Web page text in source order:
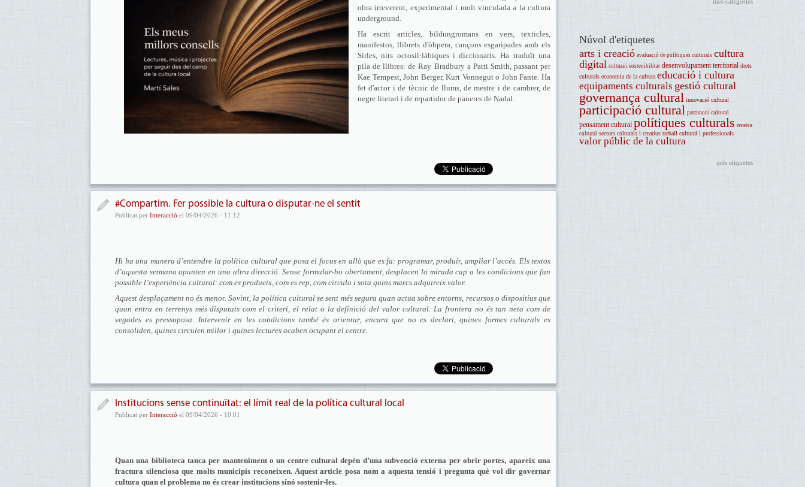
obra irreverent, experimental i molt vinculada a la cultura
underground.
Ha escrit articles, bildungromans en vers, texticles,
manifestos, llibrets d'òhpera, cançons esgaripades amb els
Sirles, nits octosil·làbiques i diccionaris. Ha traduït una
pila de llibres: de Ray Bradbury a Patti Smith, passant per
Kae Tempest, John Berger, Kurt Vonnegut o John Fante. Ha
fet d'actor i de tècnic de llums, de mestre i de cambrer, de
negre literari i de repartidor de paneres de Nadal.
#Compartim. Fer possible la cultura o disputar-ne el sentit
Publicat per Interacció el 09/04/2026 - 11:12
Hi ha una manera d’entendre la política cultural que posa el focus en allò que es fa: programar, produir, ampliar l’accés. Els textos
d’aquesta setmana apunten en una altra direcció. Sense formular-ho obertament, desplacen la mirada cap a les condicions que fan
possible l’experiència cultural: com es produeix, com es rep, com circula i sota quins marcs adquireix valor.
Aquest desplaçament no és menor. Sovint, la política cultural se sent més segura quan actua sobre entorns, recursos o dispositius que
quan entra en terrenys més disputats com el criteri, el relat o la definició del valor cultural. La frontera no és tan neta com de
vegades es pressuposa. Intervenir en les condicions també és orientar, encara que no es declari, quines formes culturals es
consoliden, quines circulen millor i quines lectures acaben ocupant el centre.
Institucions sense continuïtat: el límit real de la política cultural local
Publicat per Interacció el 09/04/2026 - 10:01
Quan una biblioteca tanca per manteniment o un centre cultural depèn d’una subvenció externa per obrir portes, apareix una
fractura silenciosa que molts municipis reconeixen. Aquest article posa nom a aquesta tensió i pregunta què vol dir governar
cultura quan el problema no és crear institucions sinó sostenir-les.
Núvol d'etiquetes
arts i creació avaluació de polítiques culturals cultura
digital cultura i sostenibilitat desenvolupament territorial drets
culturals economia de la cultura educació i cultura
equipaments culturals gestió cultural
governança cultural innovació cultural
participació cultural patrimoni cultural
pensament cultural polítiques culturals recerca
cultural sectors culturals i creatius treball cultural i professionals
valor públic de la cultura
més etiquetes